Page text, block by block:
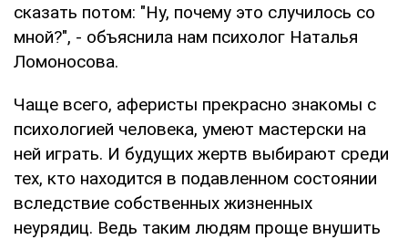
сказать потом: "Ну, почему это случилось со
мной?", - объяснила нам психолог Наталья
Ломоносова.
Чаще всего, аферисты прекрасно знакомы с
психологией человека, умеют мастерски на
ней играть. И будущих жертв выбирают среди
тех, кто находится в подавленном состоянии
вследствие собственных жизненных
неурядиц. Ведь таким людям проще внушить